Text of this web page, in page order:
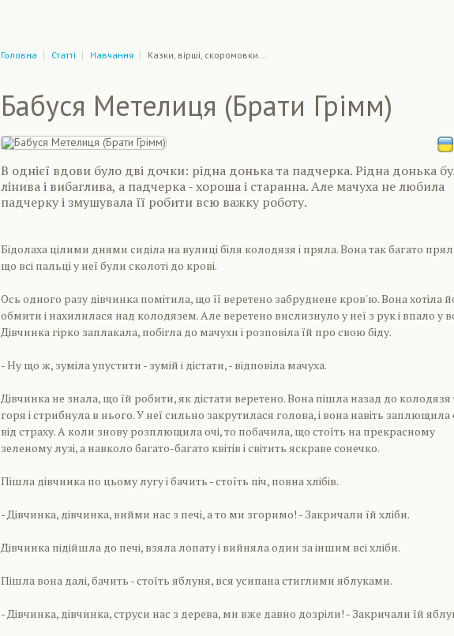
Головна Статті Навчання Казки, вірші, скоромовки...
Бабуся Метелиця (Брати Грімм)
В однієї вдови було дві дочки: рідна донька та падчерка. Рідна донька
лінива і вибаглива, а падчерка - хороша і старанна. Але мачуха не любила
падчерку і змушувала її робити всю важку роботу.
Бідолаха цілими днями сиділа на вулиці біля колодязя і пряла. Вона так багато
що всі пальці у неї були сколоті до крові.
Ось одного разу дівчинка помітила, що її веретено забруднене кров'ю. Вона хотіла
обмити і нахилилася над колодязем. Але веретено вислизнуло у неї з рук і впало у
Дівчинка гірко заплакала, побігла до мачухи і розповіла їй про свою біду.
- Ну що ж, зуміла упустити - зумій і дістати, - відповіла мачуха.
Дівчинка не знала, що їй робити, як дістати веретено. Вона пішла назад до колодязя
горя і стрибнула в нього. У неї сильно закрутилася голова, і вона навіть заплющила
від страху. А коли знову розплющила очі, то побачила, що стоїть на прекрасному
зеленому лузі, а навколо багато-багато квітів і світить яскраве сонечко.
Пішла дівчинка по цьому лугу і бачить - стоїть піч, повна хлібів.
- Дівчинка, дівчинка, вийми нас з печі, а то ми згоримо! - Закричали їй хліби.
Дівчинка підійшла до печі, взяла лопату і вийняла один за іншим всі хліби.
Пішла вона далі, бачить - стоїть яблуня, вся усипана стиглими яблуками.
- Дівчинка, дівчинка, струси нас з дерева, ми вже давно дозріли! - Закричали їй